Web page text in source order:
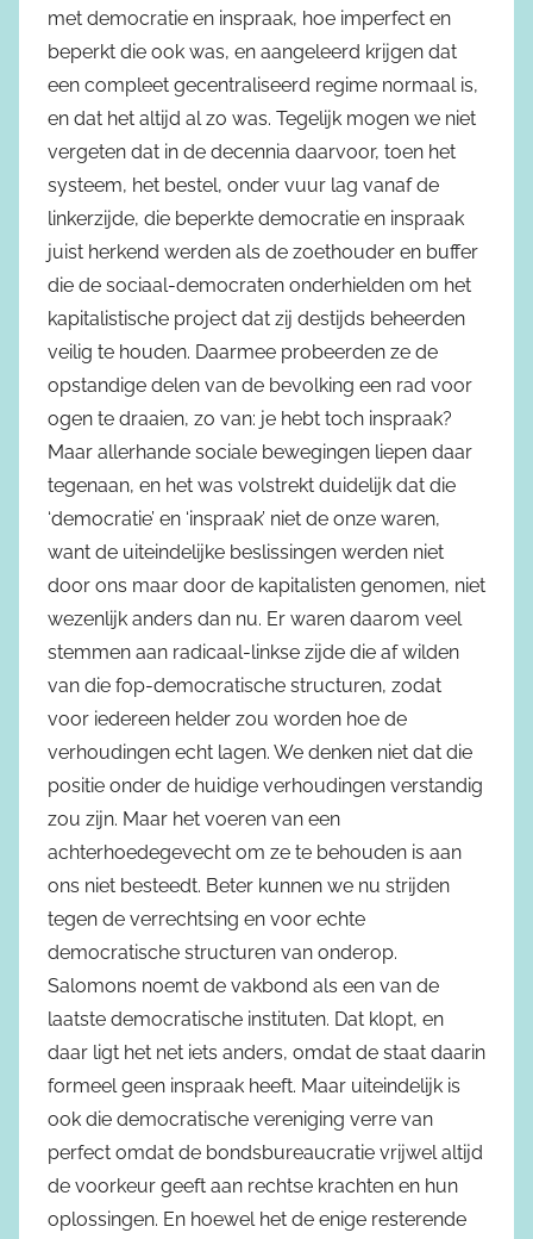
met democratie en inspraak, hoe imperfect en
beperkt die ook was, en aangeleerd krijgen dat
een compleet gecentraliseerd regime normaal is,
en dat het altijd al zo was. Tegelijk mogen we niet
vergeten dat in de decennia daarvoor, toen het
systeem, het bestel, onder vuur lag vanaf de
linkerzijde, die beperkte democratie en inspraak
juist herkend werden als de zoethouder en buffer
die de sociaal-democraten onderhielden om het
kapitalistische project dat zij destijds beheerden
veilig te houden. Daarmee probeerden ze de
opstandige delen van de bevolking een rad voor
ogen te draaien, zo van: je hebt toch inspraak?
Maar allerhande sociale bewegingen liepen daar
tegenaan, en het was volstrekt duidelijk dat die
‘democratie’ en ‘inspraak’ niet de onze waren,
want de uiteindelijke beslissingen werden niet
door ons maar door de kapitalisten genomen, niet
wezenlijk anders dan nu. Er waren daarom veel
stemmen aan radicaal-linkse zijde die af wilden
van die fop-democratische structuren, zodat
voor iedereen helder zou worden hoe de
verhoudingen echt lagen. We denken niet dat die
positie onder de huidige verhoudingen verstandig
zou zijn. Maar het voeren van een
achterhoedegevecht om ze te behouden is aan
ons niet besteedt. Beter kunnen we nu strijden
tegen de verrechtsing en voor echte
democratische structuren van onderop.
Salomons noemt de vakbond als een van de
laatste democratische instituten. Dat klopt, en
daar ligt het net iets anders, omdat de staat daarin
formeel geen inspraak heeft. Maar uiteindelijk is
ook die democratische vereniging verre van
perfect omdat de bondsbureaucratie vrijwel altijd
de voorkeur geeft aan rechtse krachten en hun
oplossingen. En hoewel het de enige resterende